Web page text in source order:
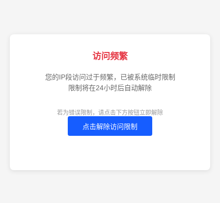
访问频繁
您的IP段访问过于频繁，已被系统临时限制
限制将在24小时后自动解除
若为错误限制，请点击下方按钮立即解除
点击解除访问限制